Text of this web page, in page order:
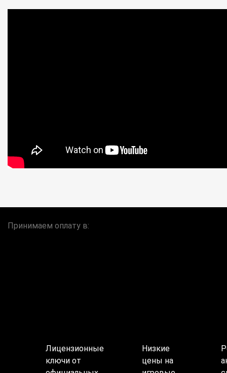
Принимаем оплату в:
Лицензионные
ключи от
Низкие
цены на